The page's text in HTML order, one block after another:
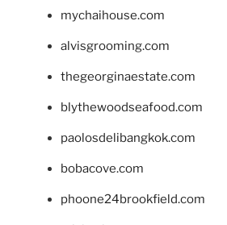
mychaihouse.com
alvisgrooming.com
thegeorginaestate.com
blythewoodseafood.com
paolosdelibangkok.com
bobacove.com
phoone24brookfield.com